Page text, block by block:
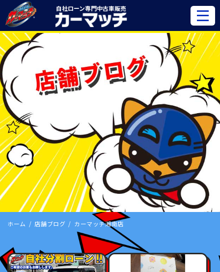
自社ローン専門中古車販売
ホーム 店舗ブログ カーマッチ湘南店